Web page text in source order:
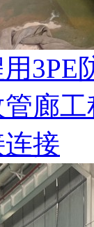
3PE
廊工
接